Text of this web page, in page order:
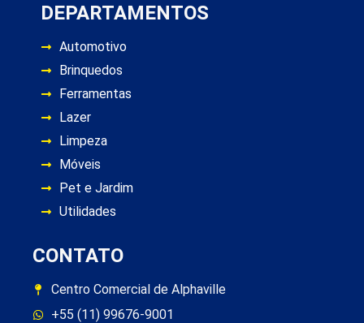
DEPARTAMENTOS
Automotivo
Brinquedos
Ferramentas
Lazer
Limpeza
Móveis
Pet e Jardim
Utilidades
CONTATO
Centro Comercial de Alphaville
+55 (11) 99676-9001